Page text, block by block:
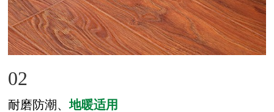
02
耐磨防潮、地暖适用